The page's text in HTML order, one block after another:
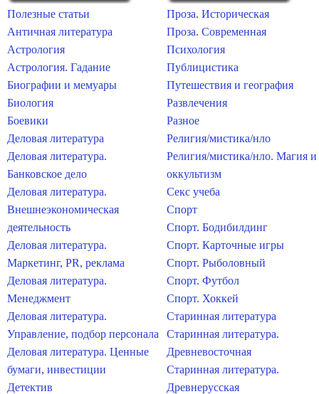
Полезные статьи
Античная литература
Астрология
Астрология. Гадание
Биографии и мемуары
Биология
Боевики
Деловая литература
Деловая литература.
Банковское дело
Деловая литература.
Внешнеэкономическая
деятельность
Деловая литература.
Маркетинг, PR, реклама
Деловая литература.
Менеджмент
Деловая литература.
Управление, подбор персонала
Деловая литература. Ценные
бумаги, инвестиции
Детектив
Проза. Историческая
Проза. Современная
Психология
Публицистика
Путешествия и география
Развлечения
Разное
Религия/мистика/нло
Религия/мистика/нло. Магия и
оккультизм
Секс учеба
Спорт
Спорт. Бодибилдинг
Спорт. Карточные игры
Спорт. Рыболовный
Спорт. Футбол
Спорт. Хоккей
Старинная литература
Старинная литература.
Древневосточная
Старинная литература.
Древнерусская